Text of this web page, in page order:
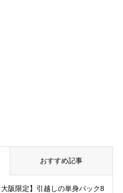
おすすめ記事
大阪限定】引越しの単身パック8